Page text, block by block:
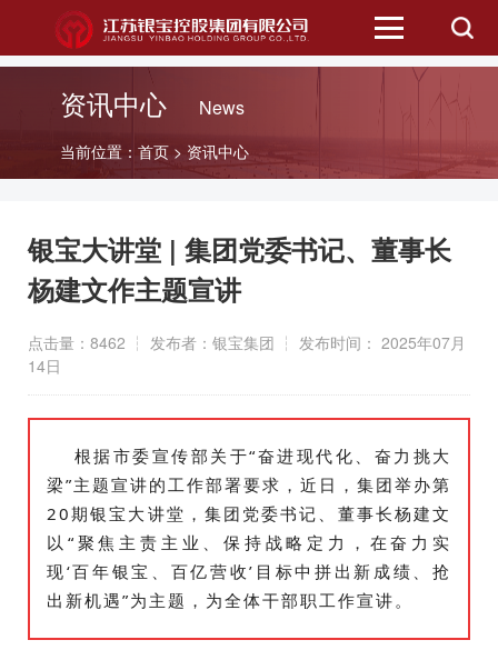
二级公司
信息公开
招标信息
公众服务
招商平台
资讯中心 News
当前位置： 首页> 资讯中心
银宝大讲堂 | 集团党委书记、董事长
杨建文作主题宣讲
点击量：8462 ┆ 发布者：银宝集团 ┆ 发布时间： 2025年07月
14日
根据市委宣传部关于“奋进现代化、奋力挑大
梁”主题宣讲的工作部署要求，近日，集团举办第
20期银宝大讲堂，集团党委书记、董事长杨建文
以“聚焦主责主业、保持战略定力，在奋力实
现‘百年银宝、百亿营收’目标中拼出新成绩、抢
出新机遇”为主题，为全体干部职工作宣讲。